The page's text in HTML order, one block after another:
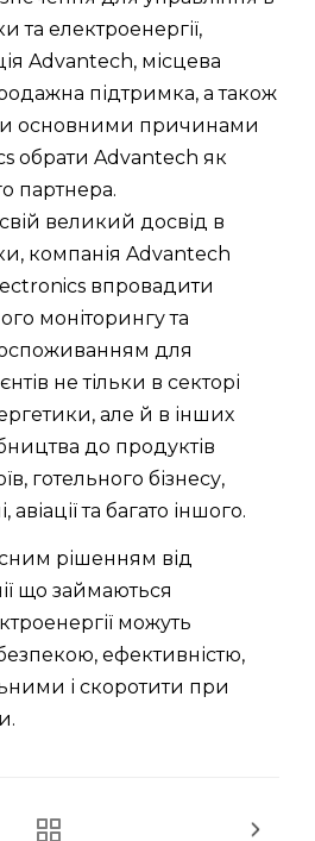
та електроенергії,
Advantech, місцева
підтримка, а також
основними причинами
обрати Advantech як
партнера.
великий досвід в
компанія Advantech
впровадити
моніторингу та
для
не тільки в секторі
але й в інших
до продуктів
готельного бізнесу,
авіації та багато іншого.
рішенням від
що займаються
можуть
ефективністю,
і скоротити при